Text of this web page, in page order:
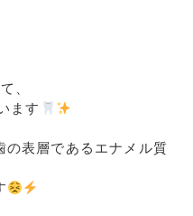
、
ます
の表層であるエナメル質